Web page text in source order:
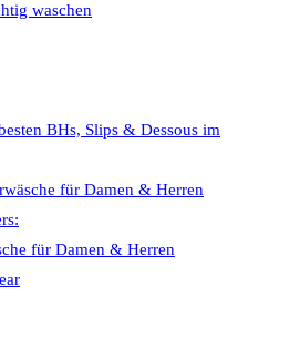
waschen
BHs, Slips & Dessous im
für Damen & Herren
für Damen & Herren